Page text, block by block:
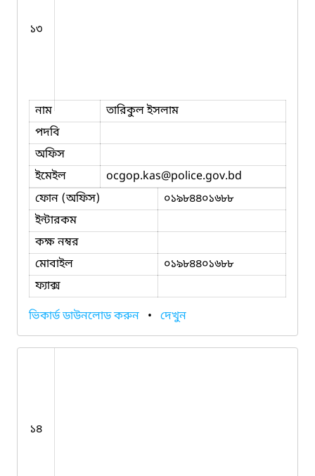
১৩
নাম
তারিকুল ইসলাম
পদবি
অফিস
ইমেইল
ocgop.kas@police.gov.bd
ফোন (অফিস)
০১৯৮৪৪০১৬৮৮
ইন্টারকম
কক্ষ নম্বর
মোবাইল
০১৯৮৪৪০১৬৮৮
ফ্যাক্স
ভিকার্ড ডাউনলোড করুন • দেখুন
১৪